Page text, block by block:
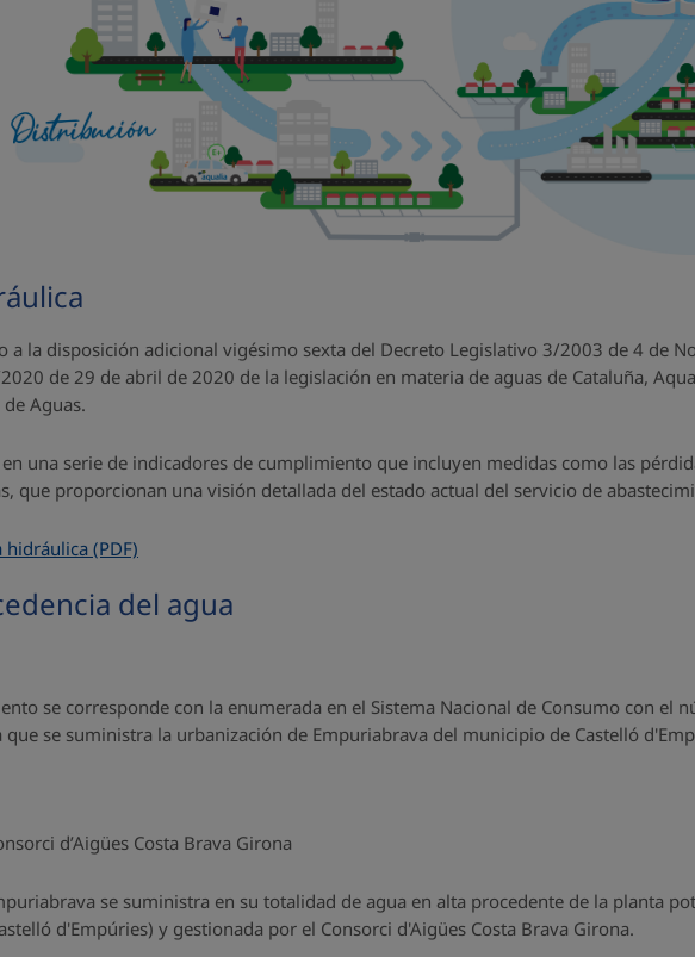
a la disposición adicional vigésimo sexta del Decreto Legislativo 3/2003 de 4 de
de 29 de abril de 2020 de la legislación en materia de aguas de Cataluña,
Aguas.
una serie de indicadores de cumplimiento que incluyen medidas como las
que proporcionan una visión detallada del estado actual del servicio de
(PDF)
del agua
se corresponde con la enumerada en el Sistema Nacional de Consumo con el
que se suministra la urbanización de Empuriabrava del municipio de Castelló
d’Aigües Costa Brava Girona
se suministra en su totalidad de agua en alta procedente de la planta
d'Empúries) y gestionada por el Consorci d'Aigües Costa Brava Girona.